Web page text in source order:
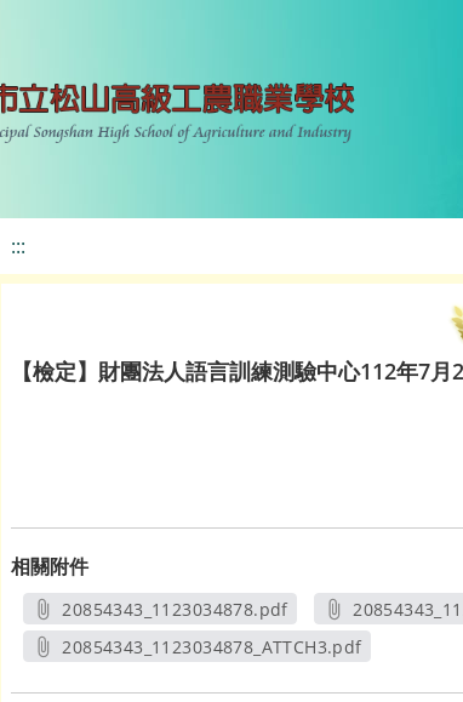
:::
【檢定】財團法人語言訓練測驗中心112年7月
相關附件
20854343_1123034878.pdf
另開新視窗
20854343_1123034878_ATTCH3.pdf